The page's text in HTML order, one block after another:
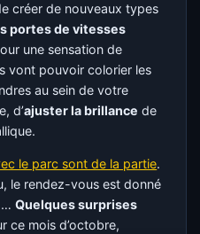
créer de nouveaux types
portes de vitesses
une sensation de
vont pouvoir colorier les
au sein de votre
d’ajuster la brillance de
le parc sont de la partie.
le rendez-vous est donné
…Quelques surprises
ce mois d’octobre,